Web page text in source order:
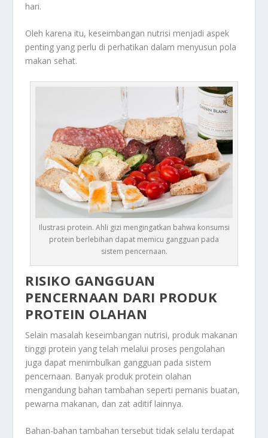
hari.
Oleh karena itu, keseimbangan nutrisi menjadi aspek
penting yang perlu di perhatikan dalam menyusun pola
makan sehat.
Ilustrasi protein. Ahli gizi mengingatkan bahwa konsumsi
protein berlebihan dapat memicu gangguan pada
sistem pencernaan.
RISIKO GANGGUAN
PENCERNAAN DARI PRODUK
PROTEIN OLAHAN
Selain masalah keseimbangan nutrisi, produk makanan
tinggi protein yang telah melalui proses pengolahan
juga dapat menimbulkan gangguan pada sistem
pencernaan. Banyak produk protein olahan
mengandung bahan tambahan seperti pemanis buatan,
pewarna makanan, dan zat aditif lainnya.
Bahan-bahan tambahan tersebut tidak selalu terdapat